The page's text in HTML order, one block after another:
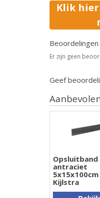
Klik
Beoordelingen
Er zijn geen
Geef
Opsluitband
antraciet
5x15x100cm
Kijlstra